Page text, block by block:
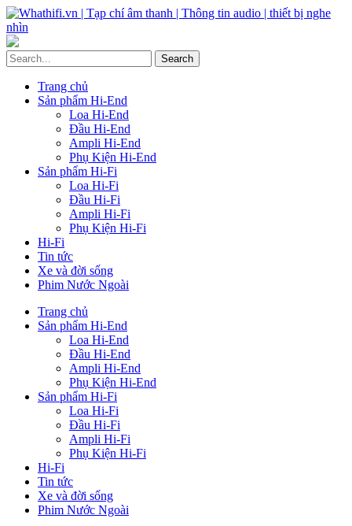
Trang chủ
Sản phẩm Hi-End
Loa Hi-End
Đầu Hi-End
Ampli Hi-End
Phụ Kiện Hi-End
Sản phẩm Hi-Fi
Loa Hi-Fi
Đầu Hi-Fi
Ampli Hi-Fi
Phụ Kiện Hi-Fi
Hi-Fi
Tin tức
Xe và đời sống
Phim Nước Ngoài
Trang chủ
Sản phẩm Hi-End
Loa Hi-End
Đầu Hi-End
Ampli Hi-End
Phụ Kiện Hi-End
Sản phẩm Hi-Fi
Loa Hi-Fi
Đầu Hi-Fi
Ampli Hi-Fi
Phụ Kiện Hi-Fi
Hi-Fi
Tin tức
Xe và đời sống
Phim Nước Ngoài